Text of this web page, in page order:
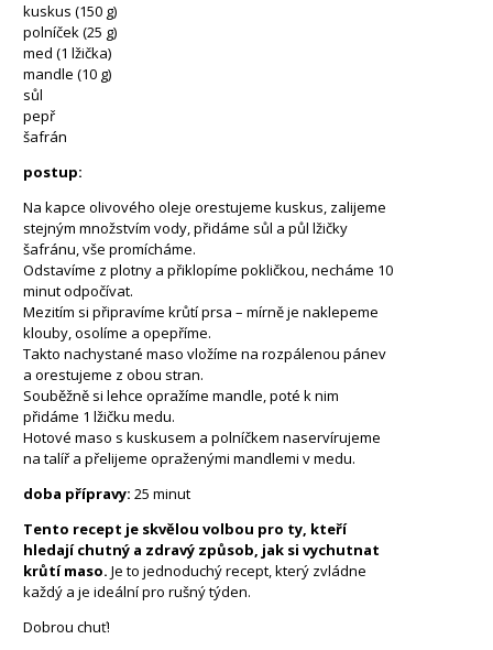
kuskus (150 g)
polníček (25 g)
med (1 lžička)
mandle (10 g)
sůl
pepř
šafrán
postup:
Na kapce olivového oleje orestujeme kuskus, zalijeme
stejným množstvím vody, přidáme sůl a půl lžičky
šafránu, vše promícháme.
Odstavíme z plotny a přiklopíme pokličkou, necháme 10
minut odpočívat.
Mezitím si připravíme krůtí prsa – mírně je naklepeme
klouby, osolíme a opepříme.
Takto nachystané maso vložíme na rozpálenou pánev
a orestujeme z obou stran.
Souběžně si lehce opražíme mandle, poté k nim
přidáme 1 lžičku medu.
Hotové maso s kuskusem a polníčkem naservírujeme
na talíř a přelijeme opraženými mandlemi v medu.
doba přípravy: 25 minut
Tento recept je skvělou volbou pro ty, kteří
hledají chutný a zdravý způsob, jak si vychutnat
krůtí maso. Je to jednoduchý recept, který zvládne
každý a je ideální pro rušný týden.
Dobrou chuť!